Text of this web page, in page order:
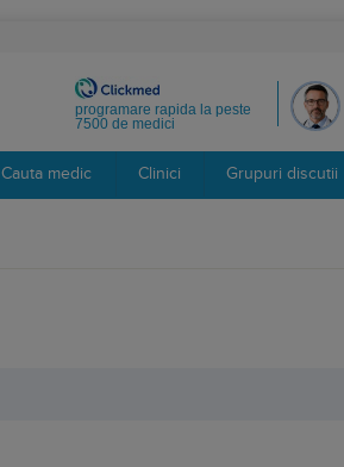
programare rapida la peste
7500 de medici
Cauta medic Clinici Grupuri discutii